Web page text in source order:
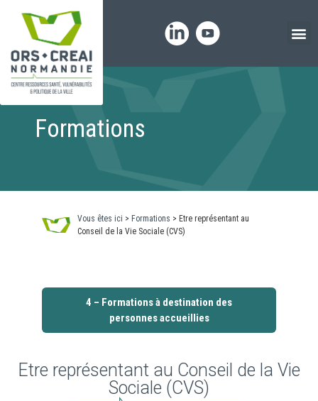
Formations
Vous êtes ici > Formations > Etre représentant au
Conseil de la Vie Sociale (CVS)
4 – Formations à destination des
personnes accueillies
Etre représentant au Conseil de la Vie
Sociale (CVS)
Panneau de gestion des cookies